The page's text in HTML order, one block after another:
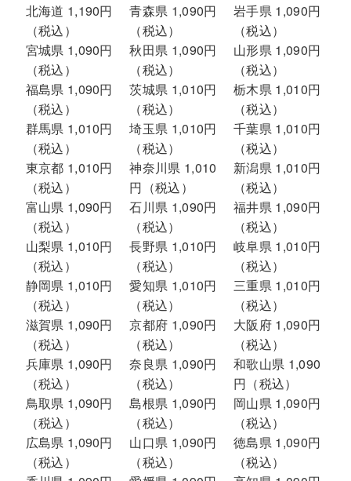
北海道 1,190円
（税込）
青森県 1,090円
（税込）
岩手県 1,090円
（税込）
宮城県 1,090円
（税込）
秋田県 1,090円
（税込）
山形県 1,090円
（税込）
福島県 1,090円
（税込）
茨城県 1,010円
（税込）
栃木県 1,010円
（税込）
群馬県 1,010円
（税込）
埼玉県 1,010円
（税込）
千葉県 1,010円
（税込）
東京都 1,010円
（税込）
神奈川県 1,010
円（税込）
新潟県 1,010円
（税込）
富山県 1,090円
（税込）
石川県 1,090円
（税込）
福井県 1,090円
（税込）
山梨県 1,010円
（税込）
長野県 1,010円
（税込）
岐阜県 1,010円
（税込）
静岡県 1,010円
（税込）
愛知県 1,010円
（税込）
三重県 1,010円
（税込）
滋賀県 1,090円
（税込）
京都府 1,090円
（税込）
大阪府 1,090円
（税込）
兵庫県 1,090円
（税込）
奈良県 1,090円
（税込）
和歌山県 1,090
円（税込）
鳥取県 1,090円
（税込）
島根県 1,090円
（税込）
岡山県 1,090円
（税込）
広島県 1,090円
（税込）
山口県 1,090円
（税込）
徳島県 1,090円
（税込）